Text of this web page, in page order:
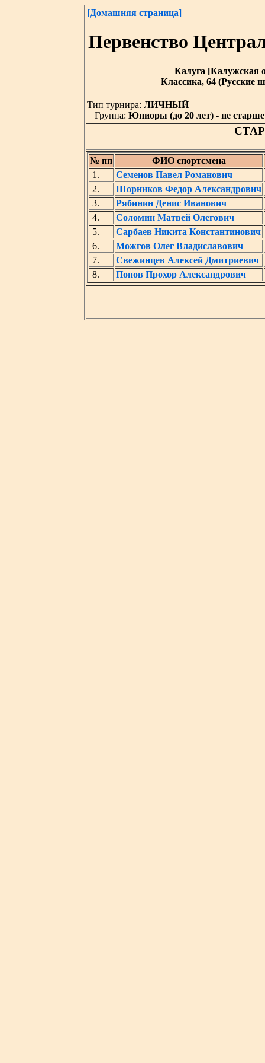
[Домашняя страница]
Первенство
Калуга [Калужская
Классика, 64 (Русские
Тип турнира: ЛИЧНЫЙ
Группа: Юниоры (до 20 лет) - не старше
№ пп
ФИО спортсмена
1.
Семенов Павел Романович
2.
Шорников Федор Александрович
3.
Рябинин Денис Иванович
4.
Соломин Матвей Олегович
5.
Сарбаев Никита Константинович
6.
Можгов Олег Владиславович
7.
Свежинцев Алексей Дмитриевич
8.
Попов Прохор Александрович